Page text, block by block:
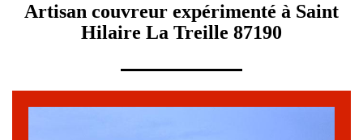
Artisan couvreur expérimenté à Saint
Hilaire La Treille 87190